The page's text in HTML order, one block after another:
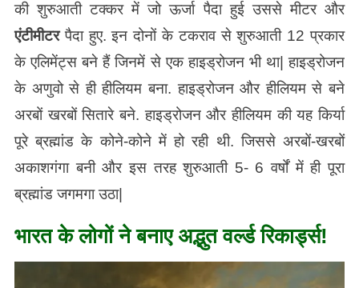
की शुरुआती टक्कर में जो ऊर्जा पैदा हुई उससे मीटर और
एंटीमीटरपैदा हुए. इन दोनों के टकराव से शुरुआती 12 प्रकार
के एलिमेंट्स बने हैं जिनमें से एक हाइड्रोजन भी था| हाइड्रोजन
के अणुवो से ही हीलियम बना. हाइड्रोजन और हीलियम से बने
अरबों खरबों सितारे बने. हाइड्रोजन और हीलियम की यह किर्या
पूरे ब्रह्मांड के कोने-कोने में हो रही थी. जिससे अरबों-खरबों
अकाशगंगा बनी और इस तरह शुरुआती 5- 6 वर्षों में ही पूरा
ब्रह्मांड जगमगा उठा|
भारत के लोगों ने बनाए अद्भुत वर्ल्ड रिकार्ड्स!